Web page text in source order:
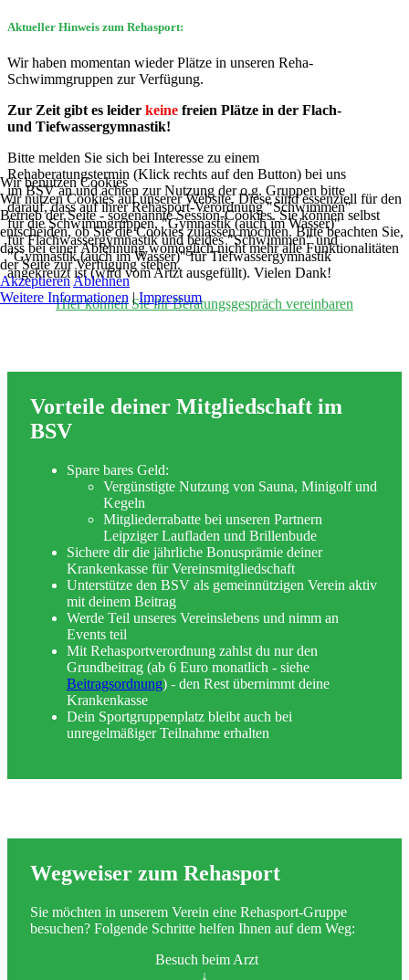
Aktueller Hinweis zum Rehasport:
Wir haben momentan wieder Plätze in unseren Reha-
Schwimmgruppen zur Verfügung.
Zur Zeit gibt es leider keine freien Plätze in der Flach-
und Tiefwassergymnastik!
Bitte melden Sie sich bei Interesse zu einem
Rehaberatungstermin (Klick rechts auf den Button) bei uns
im BSV an und achten zur Nutzung der o.g. Gruppen bitte
darauf, dass auf ihrer Rehasport-Verordnung "Schwimmen"
für die Schwimmgruppen, "Gymnastik (auch im Wasser)"
für Flachwassergymnastik und beides "Schwimmen" und
"Gymnastik (auch im Wasser)" für Tiefwassergymnastik
angekreuzt ist (wird vom Artzt ausgefüllt). Vielen Dank!
Hier können Sie ihr Beratungsgespräch vereinbaren
Vorteile deiner Mitgliedschaft im
BSV
Spare bares Geld:
Vergünstigte Nutzung von Sauna, Minigolf und
Kegeln
Mitgliederrabatte bei unseren Partnern
Leipziger Laufladen und Brillenbude
Sichere dir die jährliche Bonusprämie deiner
Krankenkasse für Vereinsmitgliedschaft
Unterstütze den BSV als gemeinnützigen Verein aktiv
mit deinem Beitrag
Werde Teil unseres Vereinslebens und nimm an
Events teil
Mit Rehasportverordnung zahlst du nur den
Grundbeitrag (ab 6 Euro monatlich - siehe
Beitragsordnung) - den Rest übernimmt deine
Krankenkasse
Dein Sportgruppenplatz bleibt auch bei
unregelmäßiger Teilnahme erhalten
Wegweiser zum Rehasport
Sie möchten in unserem Verein eine Rehasport-Gruppe
besuchen? Folgende Schritte helfen Ihnen auf dem Weg:
Besuch beim Arzt
↓
Wir benutzen Cookies
Wir nutzen Cookies auf unserer Website. Diese sind essenziell für den
Betrieb der Seite - sogenannte Session-Cookies. Sie können selbst
entscheiden, ob Sie die Cookies zulassen möchten. Bitte beachten Sie,
dass bei einer Ablehnung womöglich nicht mehr alle Funktionalitäten
der Seite zur Verfügung stehen.
Akzeptieren Ablehnen
Weitere Informationen |Impressum